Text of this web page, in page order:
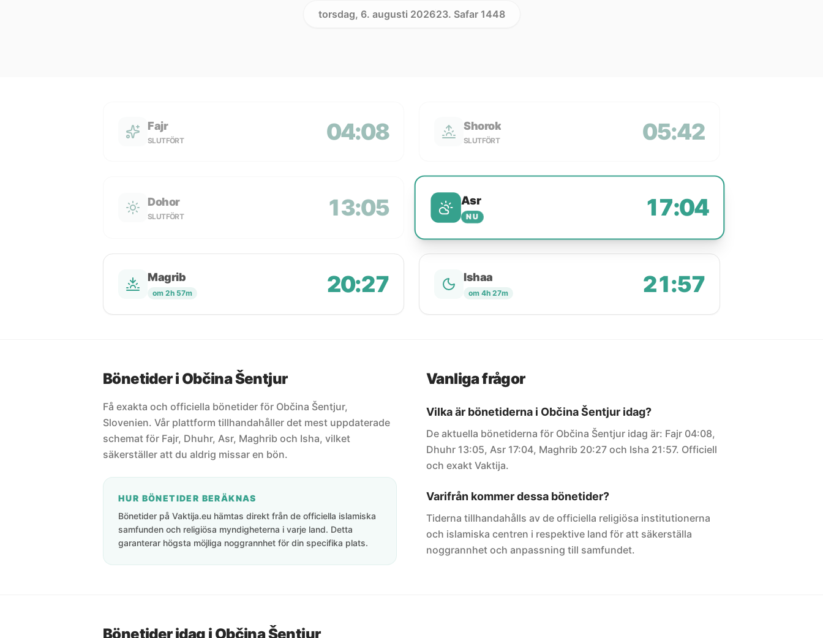
torsdag, 6. augusti 202623. Safar 1448
Fajr
SLUTFÖRT 04:08 Shorok
SLUTFÖRT 05:42
Dohor
SLUTFÖRT 13:05 Asr
NU 17:04
Magrib
om 2h 57m 20:27 Ishaa
om 4h 27m 21:57
Bönetider i Občina Šentjur
Få exakta och officiella bönetider för Občina Šentjur,
Slovenien. Vår plattform tillhandahåller det mest uppdaterade
schemat för Fajr, Dhuhr, Asr, Maghrib och Isha, vilket
säkerställer att du aldrig missar en bön.
HUR BÖNETIDER BERÄKNAS
Bönetider på Vaktija.eu hämtas direkt från de officiella islamiska
samfunden och religiösa myndigheterna i varje land. Detta
garanterar högsta möjliga noggrannhet för din specifika plats.
Vanliga frågor
Vilka är bönetiderna i Občina Šentjur idag?
De aktuella bönetiderna för Občina Šentjur idag är: Fajr 04:08,
Dhuhr 13:05, Asr 17:04, Maghrib 20:27 och Isha 21:57. Officiell
och exakt Vaktija.
Varifrån kommer dessa bönetider?
Tiderna tillhandahålls av de officiella religiösa institutionerna
och islamiska centren i respektive land för att säkerställa
noggrannhet och anpassning till samfundet.
Bönetider idag i Občina Šentjur